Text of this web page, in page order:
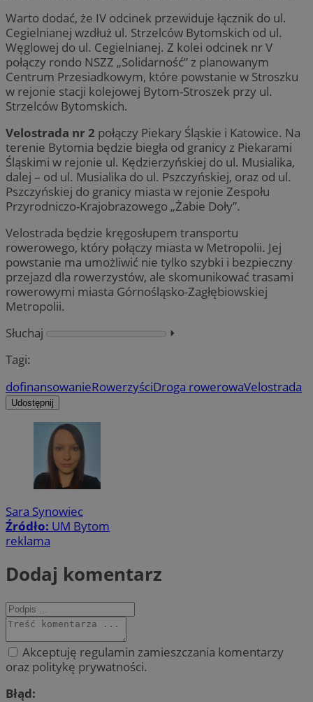
Warto dodać, że IV odcinek przewiduje łącznik do ul.
Cegielnianej wzdłuż ul. Strzelców Bytomskich od ul.
Węglowej do ul. Cegielnianej. Z kolei odcinek nr V
połączy rondo NSZZ „Solidarność” z planowanym
Centrum Przesiadkowym, które powstanie w Stroszku
w rejonie stacji kolejowej Bytom-Stroszek przy ul.
Strzelców Bytomskich.
Velostrada nr 2 połączy Piekary Śląskie i Katowice. Na
terenie Bytomia będzie biegła od granicy z Piekarami
Śląskimi w rejonie ul. Kędzierzyńskiej do ul. Musialika,
dalej – od ul. Musialika do ul. Pszczyńskiej, oraz od ul.
Pszczyńskiej do granicy miasta w rejonie Zespołu
Przyrodniczo-Krajobrazowego „Żabie Doły”.
Velostrada będzie kręgosłupem transportu
rowerowego, który połączy miasta w Metropolii. Jej
powstanie ma umożliwić nie tylko szybki i bezpieczny
przejazd dla rowerzystów, ale skomunikować trasami
rowerowymi miasta Górnośląsko-Zagłębiowskiej
Metropolii.
Słuchaj
⏵︎
Tagi:
dofinansowanieRowerzyściDroga rowerowaVelostrada
Udostępnij
Sara Synowiec
Źródło: UM Bytom
reklama
Dodaj komentarz
Akceptuję regulamin zamieszczania komentarzy
oraz politykę prywatności.
Błąd: